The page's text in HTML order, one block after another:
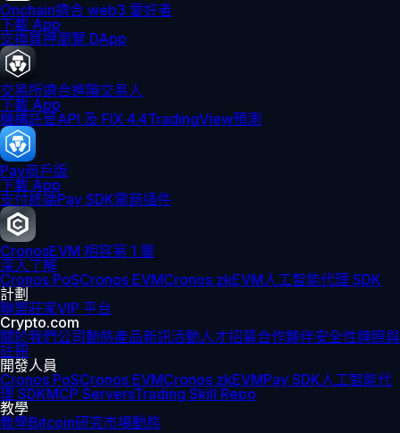
Onchain適合 web3 愛好者
下載 App
交換質押瀏覽 DApp
交易所適合進階交易人
下載 App
機構託管API 及 FIX 4.4TradingView預測
Pay商戶版
下載 App
支付終端Pay SDK電商插件
CronosEVM 相容第 1 層
深入了解
Cronos PoSCronos EVMCronos zkEVM人工智能代理 SDK
計劃
聯盟莊家VIP 平台
Crypto.com
關於我們公司動態產品新訊活動人才招募合作夥伴安全性牌照與
註冊
開發人員
Cronos PoSCronos EVMCronos zkEVMPay SDK人工智能代
理 SDKMCP ServersTrading Skill Repo
教學
教學Bitcoin研究市場動態